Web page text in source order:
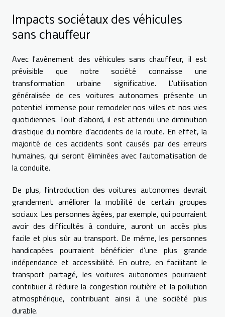
Impacts sociétaux des véhicules
sans chauffeur
Avec l'avènement des véhicules sans chauffeur, il est
prévisible que notre société connaisse une
transformation urbaine significative. L'utilisation
généralisée de ces voitures autonomes présente un
potentiel immense pour remodeler nos villes et nos vies
quotidiennes. Tout d'abord, il est attendu une diminution
drastique du nombre d'accidents de la route. En effet, la
majorité de ces accidents sont causés par des erreurs
humaines, qui seront éliminées avec l'automatisation de
la conduite.
De plus, l'introduction des voitures autonomes devrait
grandement améliorer la mobilité de certain groupes
sociaux. Les personnes âgées, par exemple, qui pourraient
avoir des difficultés à conduire, auront un accès plus
facile et plus sûr au transport. De même, les personnes
handicapées pourraient bénéficier d'une plus grande
indépendance et accessibilité. En outre, en facilitant le
transport partagé, les voitures autonomes pourraient
contribuer à réduire la congestion routière et la pollution
atmosphérique, contribuant ainsi à une société plus
durable.